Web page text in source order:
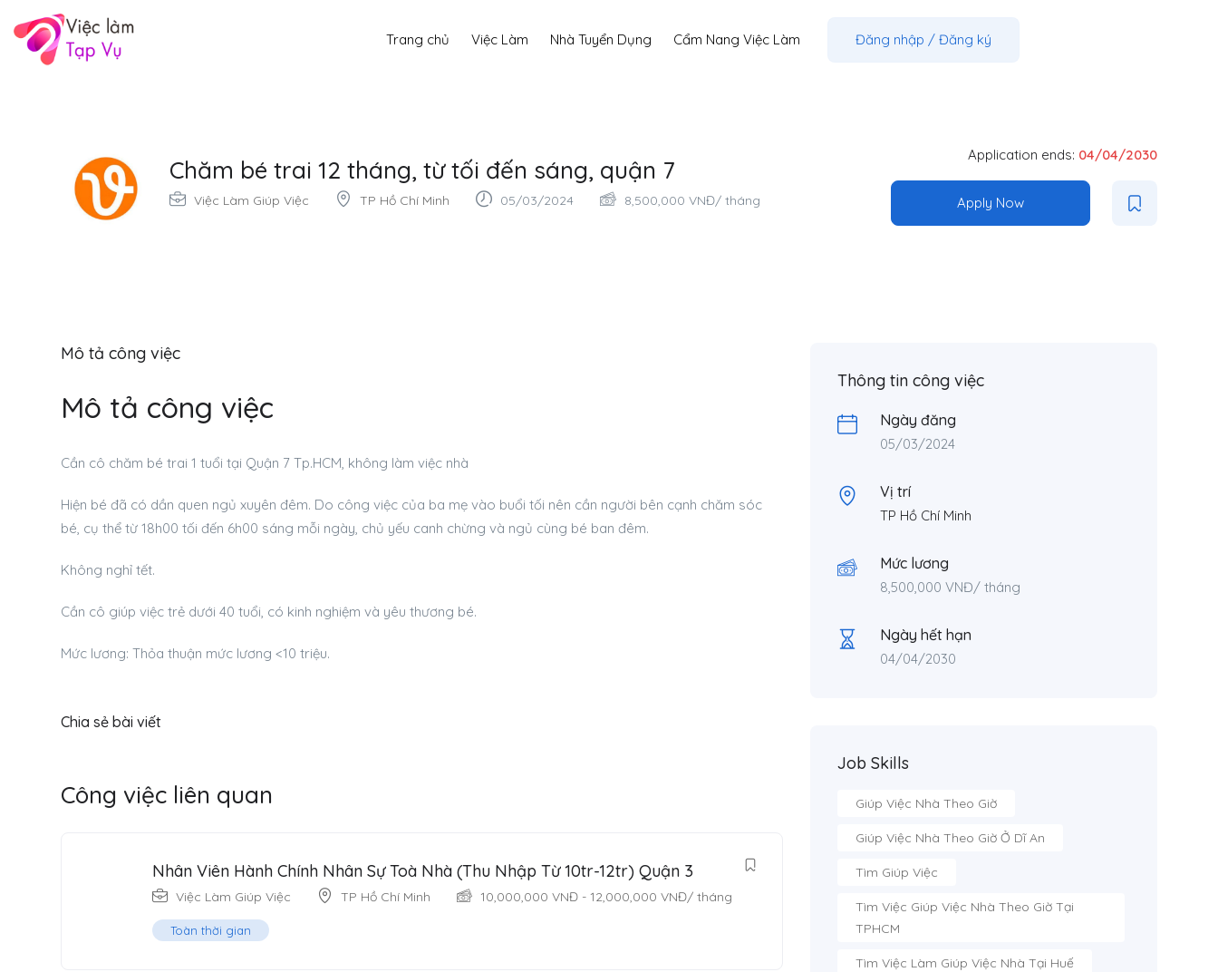
Trang chủ Việc Làm Nhà Tuyển Dụng Cẩm Nang Việc Làm Đăng nhập / Đăng ký
Chăm bé trai 12 tháng, từ tối đến sáng, quận 7
Việc Làm Giúp Việc TP Hồ Chí Minh 05/03/2024 8,500,000 VNĐ/ tháng
Application ends: 04/04/2030
Apply Now
Mô tả công việc
Mô tả công việc
Cần cô chăm bé trai 1 tuổi tại Quận 7 Tp.HCM, không làm việc nhà
Hiện bé đã có dần quen ngủ xuyên đêm. Do công việc của ba mẹ vào buổi tối nên cần người bên cạnh chăm sóc
bé, cụ thể từ 18h00 tối đến 6h00 sáng mỗi ngày, chủ yếu canh chừng và ngủ cùng bé ban đêm.
Không nghỉ tết.
Cần cô giúp việc trẻ dưới 40 tuổi, có kinh nghiệm và yêu thương bé.
Mức lương: Thỏa thuận mức lương <10 triệu.
Chia sẻ bài viết
Công việc liên quan
Nhân Viên Hành Chính Nhân Sự Toà Nhà (Thu Nhập Từ 10tr-12tr) Quận 3
Việc Làm Giúp Việc TP Hồ Chí Minh 10,000,000 VNĐ - 12,000,000 VNĐ/ tháng
Toàn thời gian
Thông tin công việc
Ngày đăng
05/03/2024
Vị trí
TP Hồ Chí Minh
Mức lương
8,500,000 VNĐ/ tháng
Ngày hết hạn
04/04/2030
Job Skills
Giúp Việc Nhà Theo Giờ
Giúp Việc Nhà Theo Giờ Ở Dĩ An
Tìm Giúp Việc
Tìm Việc Giúp Việc Nhà Theo Giờ Tại
TPHCM
Tìm Việc Làm Giúp Việc Nhà Tại Huế